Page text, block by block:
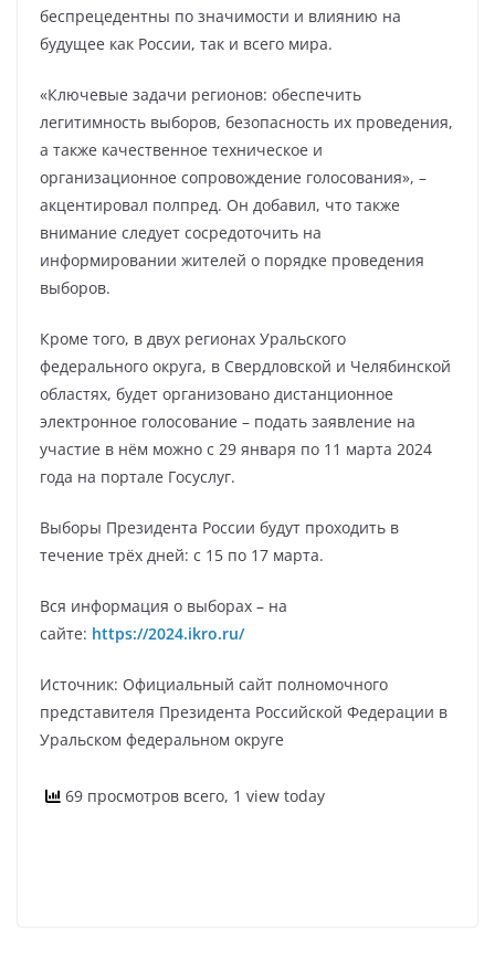
беспрецедентны по значимости и влиянию на
будущее как России, так и всего мира.
«Ключевые задачи регионов: обеспечить
легитимность выборов, безопасность их проведения,
а также качественное техническое и
организационное сопровождение голосования», –
акцентировал полпред. Он добавил, что также
внимание следует сосредоточить на
информировании жителей о порядке проведения
выборов.
Кроме того, в двух регионах Уральского
федерального округа, в Свердловской и Челябинской
областях, будет организовано дистанционное
электронное голосование – подать заявление на
участие в нём можно с 29 января по 11 марта 2024
года на портале Госуслуг.
Выборы Президента России будут проходить в
течение трёх дней: с 15 по 17 марта.
Вся информация о выборах – на
сайте: https://2024.ikro.ru/
Источник: Официальный сайт полномочного
представителя Президента Российской Федерации в
Уральском федеральном округе
69 просмотров всего, 1 view today